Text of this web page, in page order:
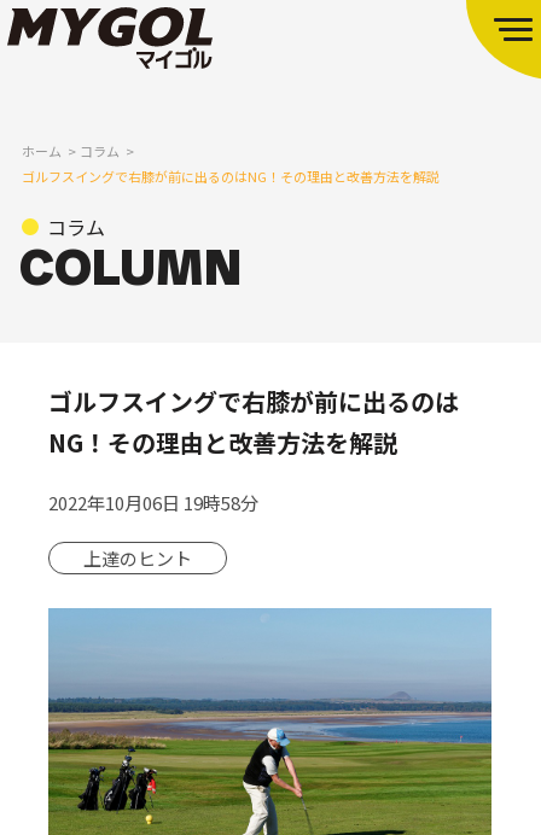
ホーム
コラム
ゴルフスイングで右膝が前に出るのはNG！その理由と改善方法を解説
コラム
ゴルフスイングで右膝が前に出るのは
NG！その理由と改善方法を解説
2022年10月06日 19時58分
上達のヒント